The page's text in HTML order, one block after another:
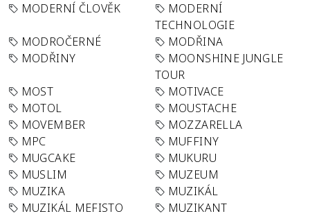
MODERNÍ ČLOVĚK
MODERNÍ
TECHNOLOGIE
MODROČERNÉ
MODŘINA
MODŘINY
MOONSHINE JUNGLE
TOUR
MOST
MOTIVACE
MOTOL
MOUSTACHE
MOVEMBER
MOZZARELLA
MPC
MUFFINY
MUGCAKE
MUKURU
MUSLIM
MUZEUM
MUZIKA
MUZIKÁL
MUZIKÁL MEFISTO
MUZIKANT